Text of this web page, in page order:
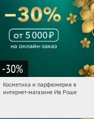
-30%
13:50:59 Получили:
Косметика и парфюмерия в
интернет-магазине Ив Роше